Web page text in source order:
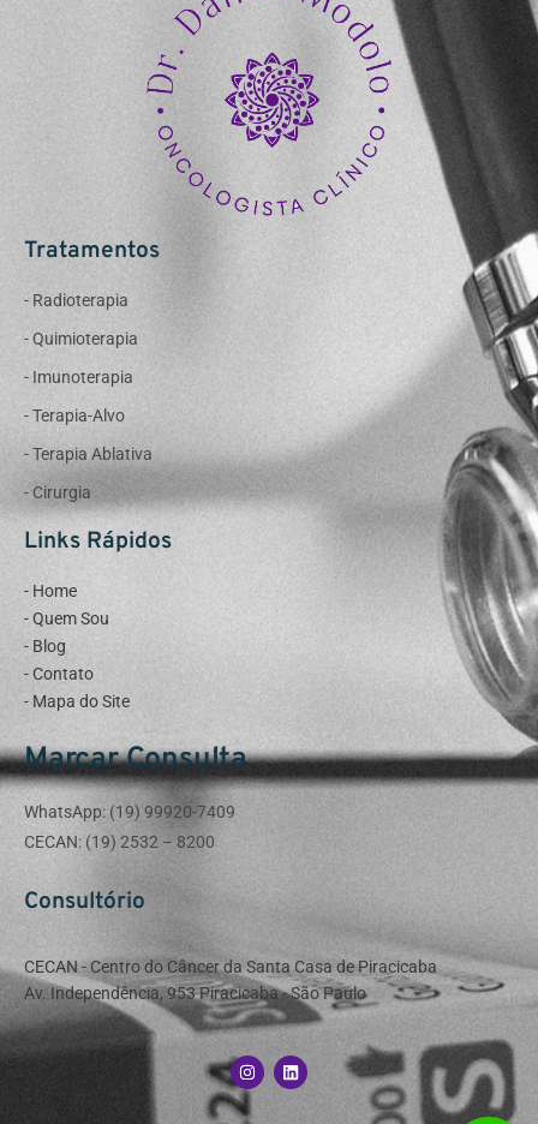
Tratamentos
- Radioterapia
- Quimioterapia
- Imunoterapia
- Terapia-Alvo
- Terapia Ablativa
- Cirurgia
Links Rápidos
- Home
- Quem Sou
- Blog
- Contato
- Mapa do Site
Marcar Consulta
WhatsApp: (19) 99920-7409​
CECAN: (19) 2532 – 8200
Consultório
CECAN - Centro do Câncer da Santa Casa de Piracicaba
Av. Independência, 953 Piracicaba - São Paulo